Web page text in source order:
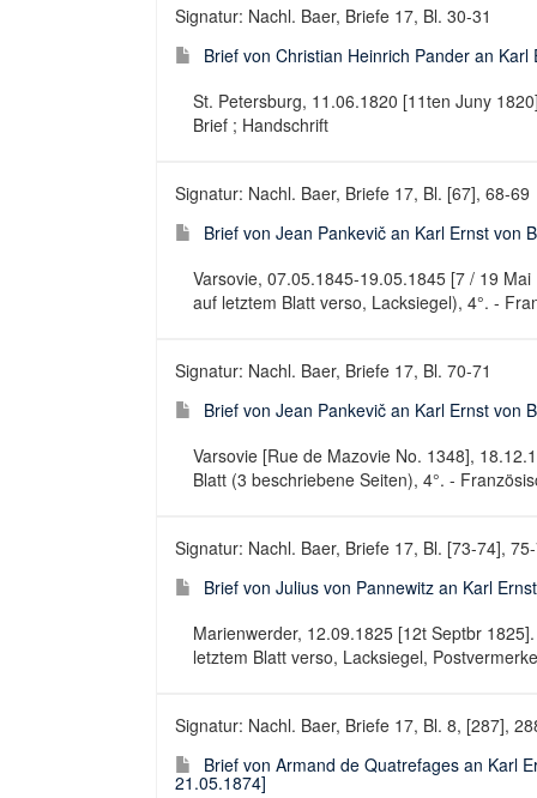
Signatur: Nachl. Baer, Briefe 17, Bl. 30-31
Brief von Christian Heinrich Pander an
St. Petersburg, 11.06.1820 [11ten Juny
Brief ; Handschrift
Signatur: Nachl. Baer, Briefe 17, Bl. [67], 68-69
Brief von Jean Pankevič an Karl Ernst von
Varsovie, 07.05.1845-19.05.1845 [7 / 19
auf letztem Blatt verso, Lacksiegel), 4°. -
Signatur: Nachl. Baer, Briefe 17, Bl. 70-71
Brief von Jean Pankevič an Karl Ernst von
Varsovie [Rue de Mazovie No. 1348],
Blatt (3 beschriebene Seiten), 4°. -
Signatur: Nachl. Baer, Briefe 17, Bl. [73-74],
Brief von Julius von Pannewitz an Karl
Marienwerder, 12.09.1825 [12t Septbr
letztem Blatt verso, Lacksiegel,
Signatur: Nachl. Baer, Briefe 17, Bl. 8, [287],
Brief von Armand de Quatrefages an Karl
21.05.1874]